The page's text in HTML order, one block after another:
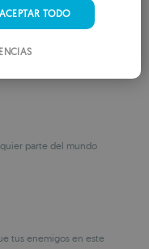
los zombies
parte del mundo
tus enemigos en este
PORTUGUESE
ACEPTAR TODO